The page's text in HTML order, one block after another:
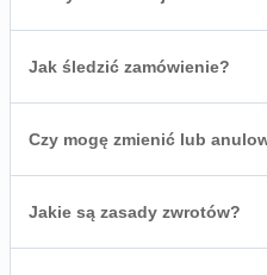
Jak śledzić zamówienie?
Czy mogę zmienić lub
Jakie są zasady zwrotów?